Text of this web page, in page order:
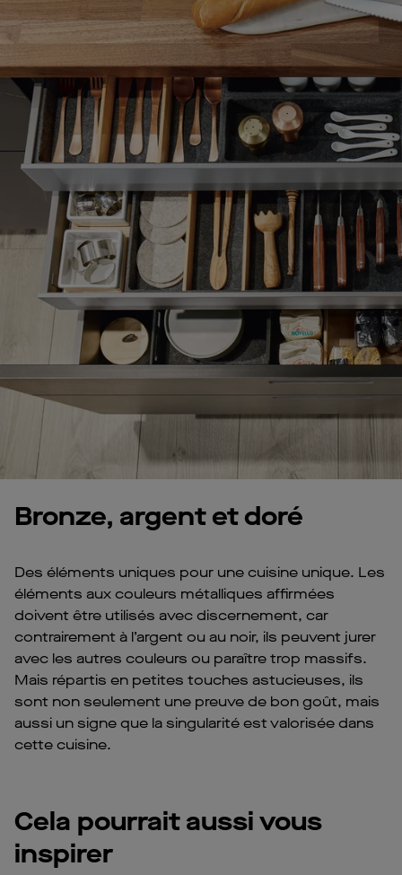
Bronze, argent et doré
Des éléments uniques pour une cuisine unique. Les
éléments aux couleurs métalliques affirmées
doivent être utilisés avec discernement, car
contrairement à l’argent ou au noir, ils peuvent jurer
avec les autres couleurs ou paraître trop massifs.
Mais répartis en petites touches astucieuses, ils
sont non seulement une preuve de bon goût, mais
aussi un signe que la singularité est valorisée dans
cette cuisine.
Cela pourrait aussi vous
inspirer